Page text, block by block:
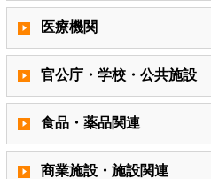
医療機関
官公庁・学校・公共施設
食品・薬品関連
商業施設・施設関連